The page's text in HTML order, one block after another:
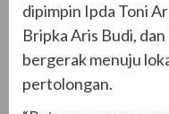
dipimpin Ipda Toni
Bripka Aris Budi,
bergerak menuju
pertolongan.